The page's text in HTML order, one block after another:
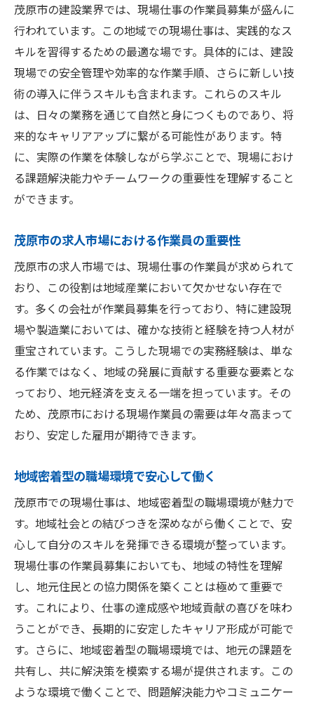
地方都市ならではのライフスタイルを楽し
む
茂原市の求人情報を活用してキャリアを築
く
地域の特性を活かした働き方の提案
地元企業での経験がキャリアに与える影響
スキルを活かすチャンス茂原市の現場仕事
経験を活かして即戦力として活躍する
茂原市の求人で学べる最新技術
地元のプロジェクトでリーダーシップを発
揮
専門職としてのキャリアを確立する方法
業界の動向を見据えたキャリア形成
活気ある茂原市で正社員作業員の道を拓く
正社員としての就職がもたらす安心
茂原市での安定した職場環境の魅力
キャリア成長を支える企業文化
地元での就業がもたらす生活改善
茂原市でのキャリアアップを目指すポイン
ト
茂原市の豊かな環境で現場仕事を始める
自然に囲まれた職場でのリフレッシュ
茂原市での新生活をサポートする福利厚生
地元産業に貢献する仕事の誇り
職場と自然のバランスをとるライフスタイ
ル
地元の文化と歴史を学ぶことの利点
地域に根ざした働き方の提案
茂原市の建設業界では、現場仕事の作業員募集が盛んに
行われています。この地域での現場仕事は、実践的なス
キルを習得するための最適な場です。具体的には、建設
現場での安全管理や効率的な作業手順、さらに新しい技
術の導入に伴うスキルも含まれます。これらのスキル
は、日々の業務を通じて自然と身につくものであり、将
来的なキャリアアップに繋がる可能性があります。特
に、実際の作業を体験しながら学ぶことで、現場におけ
る課題解決能力やチームワークの重要性を理解すること
ができます。
茂原市の求人市場における作業員の重要性
茂原市の求人市場では、現場仕事の作業員が求められて
おり、この役割は地域産業において欠かせない存在で
す。多くの会社が作業員募集を行っており、特に建設現
場や製造業においては、確かな技術と経験を持つ人材が
重宝されています。こうした現場での実務経験は、単な
る作業ではなく、地域の発展に貢献する重要な要素とな
っており、地元経済を支える一端を担っています。その
ため、茂原市における現場作業員の需要は年々高まって
おり、安定した雇用が期待できます。
地域密着型の職場環境で安心して働く
茂原市での現場仕事は、地域密着型の職場環境が魅力で
す。地域社会との結びつきを深めながら働くことで、安
心して自分のスキルを発揮できる環境が整っています。
現場仕事の作業員募集においても、地域の特性を理解
し、地元住民との協力関係を築くことは極めて重要で
す。これにより、仕事の達成感や地域貢献の喜びを味わ
うことができ、長期的に安定したキャリア形成が可能で
す。さらに、地域密着型の職場環境では、地元の課題を
共有し、共に解決策を模索する場が提供されます。この
ような環境で働くことで、問題解決能力やコミュニケー